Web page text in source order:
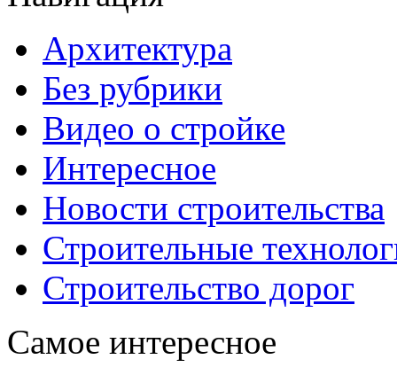
Архитектура
Без рубрики
Видео о стройке
Интересное
Новости строительства
Строительные
Строительство дорог
Самое интересное